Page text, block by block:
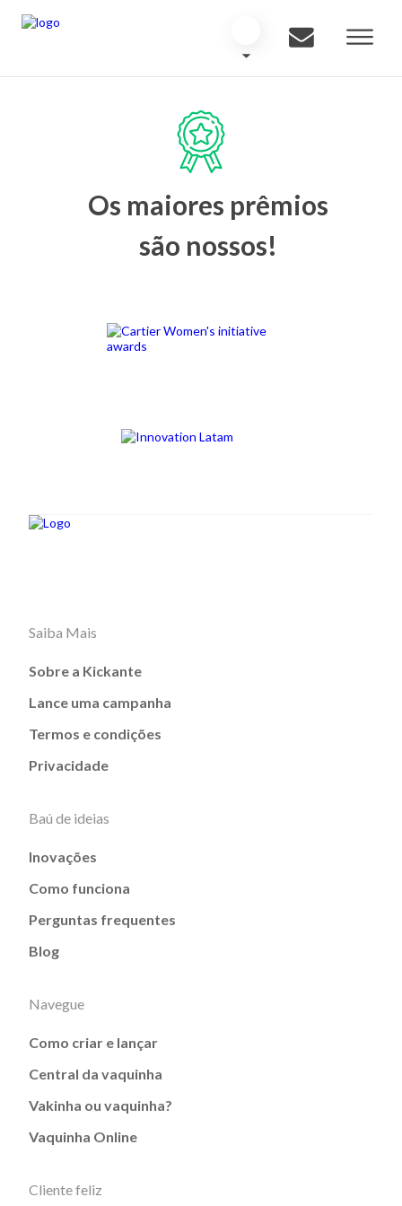
Os maiores prêmios
são nossos!
Saiba Mais
Sobre a Kickante
Lance uma campanha
Termos e condições
Privacidade
Baú de ideias
Inovações
Como funciona
Perguntas frequentes
Blog
Navegue
Como criar e lançar
Central da vaquinha
Vakinha ou vaquinha?
Vaquinha Online
Cliente feliz